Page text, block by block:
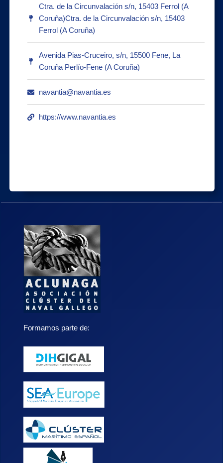
Ctra. de la Circunvalación s/n, 15403 Ferrol (A
Coruña)Ctra. de la Circunvalación s/n, 15403
Ferrol (A Coruña)
Avenida Pias-Cruceiro, s/n, 15500 Fene, La
Coruña Perlío-Fene (A Coruña)
navantia@navantia.es
https://www.navantia.es
Formamos parte de: